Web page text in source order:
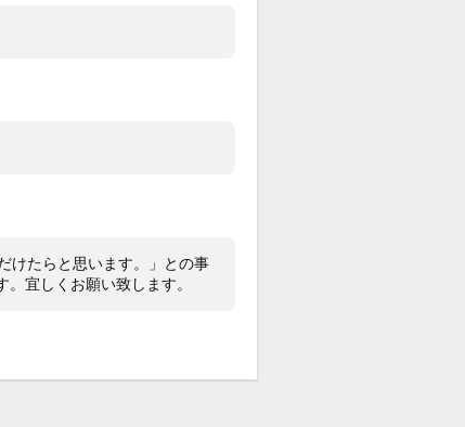
タグ
4～＋5秒
けたらと思います。」との事
宜しくお願い致します。